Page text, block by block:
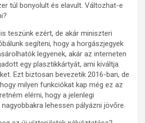
túl bonyolult és elavult. Változhat-e
teszünk ezért, de akár miniszteri
segíteni, hogy a horgászjegyek
legyenek, akár az interneten
egy plasztikkártyát, ami kiváltja
Ezt biztosan bevezetik 2016-ban, de
milyen funkciókat kap még ez az
elérni, hogy a jelenlegi
lehessen pályázni jövőre.